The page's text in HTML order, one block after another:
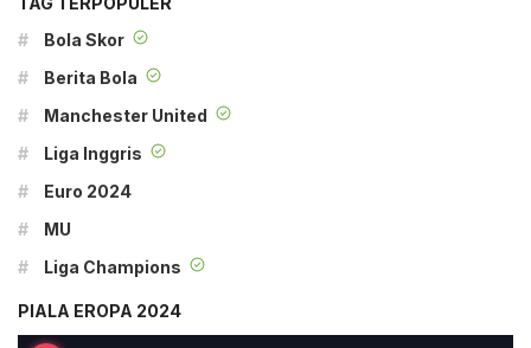
#
Bola Skor
#
Berita Bola
#
Manchester United
#
Liga Inggris
#
Euro 2024
#
MU
#
Liga Champions
PIALA EROPA 2024